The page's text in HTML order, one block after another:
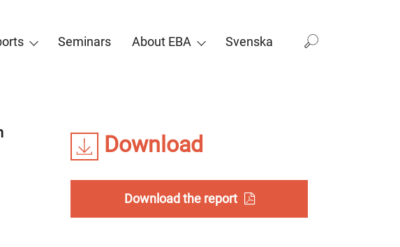
Seminars About EBA Svenska
Download
Download the report